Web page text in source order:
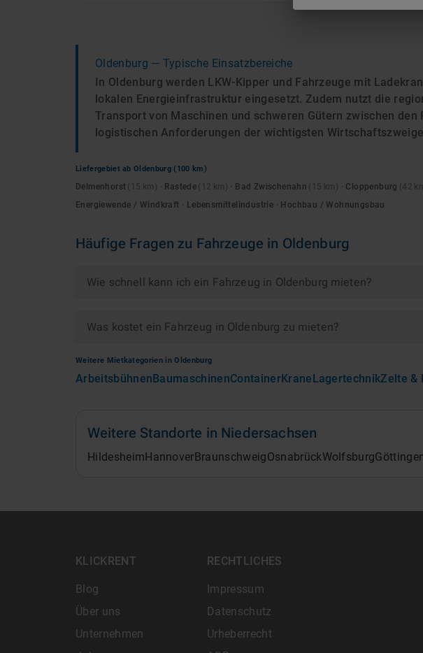
Oldenburg — Typische Einsatzbereiche
In Oldenburg werden LKW-Kipper und Fahrzeuge mit
lokalen Energieinfrastruktur eingesetzt. Zudem nutzt die
Transport von Maschinen und schweren Gütern zwischen
logistischen Anforderungen der wichtigsten
Liefergebiet abOldenburg (100 km)
Delmenhorst · Rastede · Bad Zwischenahn · Cloppenburg
Energiewende / Windkraft · Lebensmittelindustrie · Hochbau / Wohnungsbau
Häufige Fragen zu Fahrzeuge in Oldenburg
Wie schnell kann ich ein Fahrzeug in Oldenburg mieten?
Was kostet ein Fahrzeug in Oldenburg zu mieten?
Weitere Mietkategorien inOldenburg
ArbeitsbühnenBaumaschinenContainerKraneLagertechnikZelte &
Weitere Standorte in Niedersachsen
HildesheimHannoverBraunschweigOsnabrückWolfsburg
KLICKRENT
Blog
Über uns
Unternehmen
RECHTLICHES
Impressum
Datenschutz
Urheberrecht